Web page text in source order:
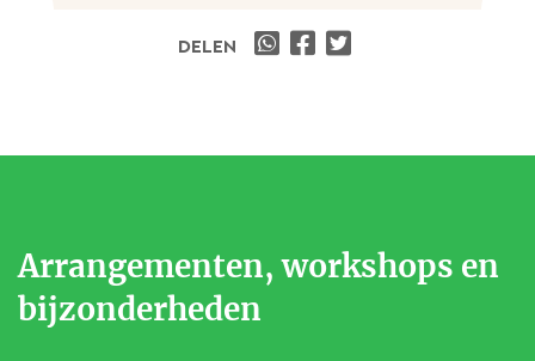
DELEN
Arrangementen, workshops en
bijzonderheden